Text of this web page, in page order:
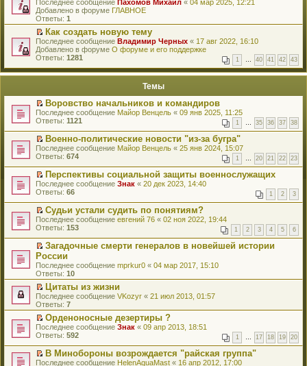
е
р
е
й
т
и
к
е
о
м
у
н
е
п
р
о
и
т
а
н
н
о
м
у
с
о
о
б
щ
е
н
и
ю
Последнее сообщение Пахомов Михаил « 04 мар 2025, 12:21
Добавлено в форуме ГЛАВНОЕ
Ответы: 1
П
е
р
й
к
п
е
р
в
о
м
у
е
п
р
о
ч
и
т
а
н
н
о
м
у
с
о
о
б
щ
е
н
и
Как создать новую тему
Последнее сообщение Владимир Черных « 17 авг 2022, 16:10
Добавлено в форуме О форуме и его поддержке
Ответы: 1281 1 … 40 41 42 43
Темы
П
е
е
й
т
и
к
п
е
р
в
о
м
у
е
п
р
о
ч
и
т
а
н
н
о
м
у
с
о
Воровство начальников и командиров
Последнее сообщение Майор Венцель « 09 янв 2025, 11:25
Ответы: 1121 1 … 35 36 37 38
П
е
е
й
т
и
к
п
е
р
в
о
м
у
н
е
п
р
о
ч
и
т
а
н
о
Военно-политические новости "из-за бугра"
Последнее сообщение Майор Венцель « 25 янв 2024, 15:07
Ответы: 674 1 … 20 21 22 23
П
е
е
й
т
и
к
п
е
р
в
о
м
у
н
е
п
р
о
ч
и
т
Перспективы социальной защиты военнослужащих
Последнее сообщение Знак « 20 дек 2023, 14:40
Ответы: 66 1 2 3
П
е
е
й
т
и
к
п
е
р
в
о
м
у
н
е
п
Судьи устали судить по понятиям?
Последнее сообщение евгений 76 « 02 ноя 2022, 19:44
Ответы: 153 1 2 3 4 5 6
П
е
р
е
й
т
и
к
п
е
р
о
м
Загадочные смерти генералов в новейшей истории
России
Последнее сообщение mprkur0 « 04 мар 2017, 15:10
Ответы: 10
П
е
р
е
й
т
к
п
Цитаты из жизни
Последнее сообщение VKozyr « 21 июл 2013, 01:57
Ответы: 7
П
е
е
й
Орденоносные дезертиры ?
Последнее сообщение Знак « 09 апр 2013, 18:51
Ответы: 592 1 … 17 18 19 20
П
В Минобороны возрождается "райская группа"
Последнее сообщение HelenAquaMast « 16 апр 2012, 17:00